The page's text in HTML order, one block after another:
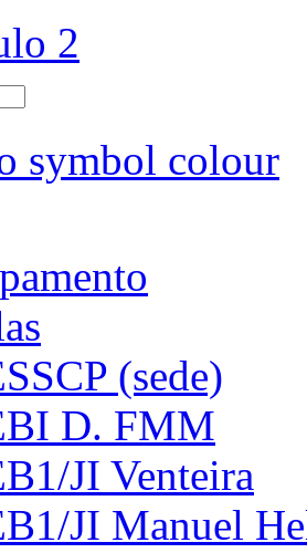
(sede)
D. FMM
JI Venteira
JI Manuel